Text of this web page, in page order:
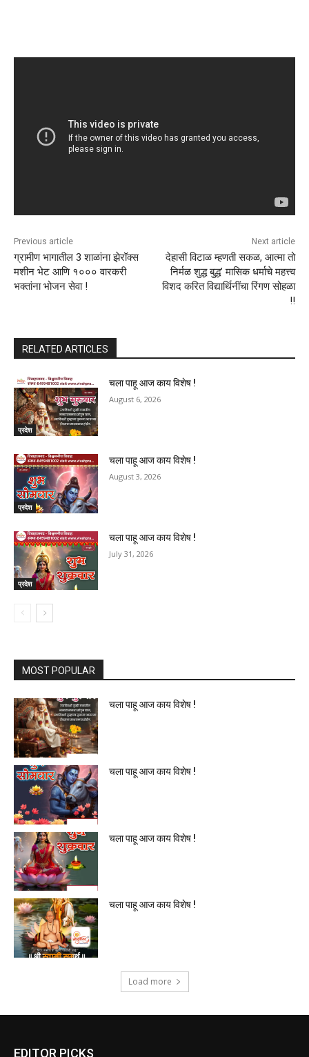
Previous article
ग्रामीण भागातील 3 शाळांना झेरॉक्स
मशीन भेट आणि १००० वारकरी
भक्तांना भोजन सेवा !
Next article
देहासी विटाळ म्हणती सकळ, आत्मा तो
निर्मळ शुद्ध बुद्ध‌’ मासिक धर्माचे महत्त्व
विशद करित विद्यार्थिनींचा रिंगण सोहळा
!!
RELATED ARTICLES
प्रदेश
चला पाहू आज काय विशेष !
August 6, 2026
प्रदेश
चला पाहू आज काय विशेष !
August 3, 2026
प्रदेश
चला पाहू आज काय विशेष !
July 31, 2026
MOST POPULAR
चला पाहू आज काय विशेष !
चला पाहू आज काय विशेष !
चला पाहू आज काय विशेष !
चला पाहू आज काय विशेष !
Load more
EDITOR PICKS